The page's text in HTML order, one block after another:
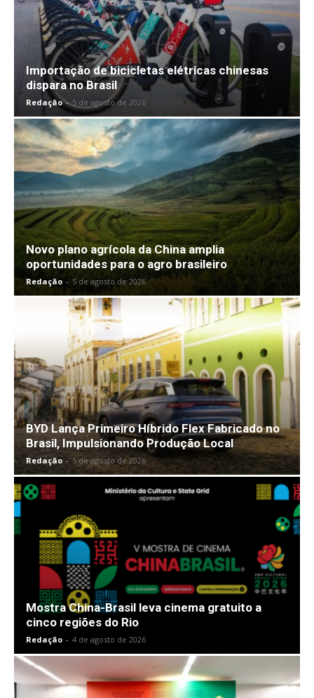
Importação de bicicletas elétricas chinesas
dispara no Brasil
Redação - 5 de agosto de 2026
Novo plano agrícola da China amplia
oportunidades para o agro brasileiro
Redação - 5 de agosto de 2026
BYD Lança Primeiro Híbrido Flex Fabricado no
Brasil, Impulsionando Produção Local
Redação - 5 de agosto de 2026
Mostra China-Brasil leva cinema gratuito a
cinco regiões do Rio
Redação - 4 de agosto de 2026